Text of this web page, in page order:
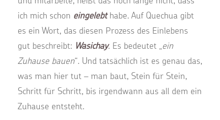
ich mich schon eingelebthabe. Auf Quechua gibt
es ein Wort, das diesen Prozess des Einlebens
gut beschreibt: Wasichay. Es bedeutet „ein
Zuhause bauen“. Und tatsächlich ist es genau das,
was man hier tut – man baut, Stein für Stein,
Schritt für Schritt, bis irgendwann aus all dem ein
Zuhause entsteht.